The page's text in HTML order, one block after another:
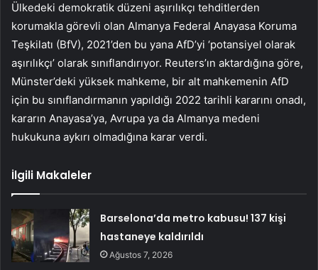
Ülkedeki demokratik düzeni aşırılıkçı tehditlerden
korumakla görevli olan Almanya Federal Anayasa Koruma
Teşkilatı (BfV), 2021’den bu yana AfD’yi ‘potansiyel olarak
aşırılıkçı’ olarak sınıflandırıyor. Reuters’ın aktardığına göre,
Münster’deki yüksek mahkeme, bir alt mahkemenin AfD
için bu sınıflandırmanın yapıldığı 2022 tarihli kararını onadı,
kararın Anayasa’ya, Avrupa ya da Almanya medeni
hukukuna aykırı olmadığına karar verdi.
İlgili Makaleler
Barselona’da metro kabusu! 137 kişi
hastaneye kaldırıldı
Ağustos 7, 2026